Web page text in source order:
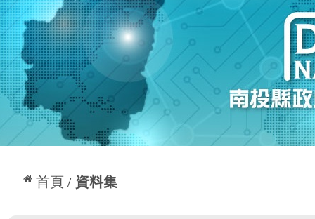
首頁 資料集